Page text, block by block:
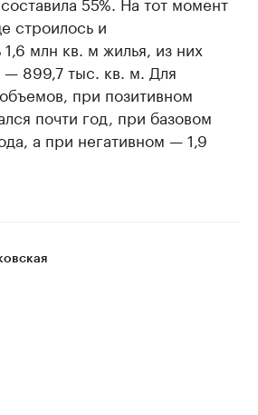
строилось и
млн кв. м жилья, из них
899,7 тыс. кв. м. Для
при позитивном
почти год, при базовом
а при негативном — 1,9